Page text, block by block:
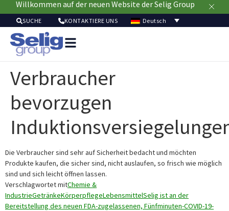
Willkommen auf der neuen Website der Selig Group
SUCHE KONTAKTIERE UNS Deutsch
Verbraucher
bevorzugen
Die Verbraucher sind sehr auf Sicherheit bedacht und möchten
Produkte kaufen, die sicher sind, nicht auslaufen, so frisch wie möglich
sind und sich leicht öffnen lassen.
Verschlagwortet mitChemie &
IndustrieGetränkeKörperpflegeLebensmittelSelig ist an der
Bereitstellung des neuen FDA-zugelassenen, Fünfminuten-COVID-19-